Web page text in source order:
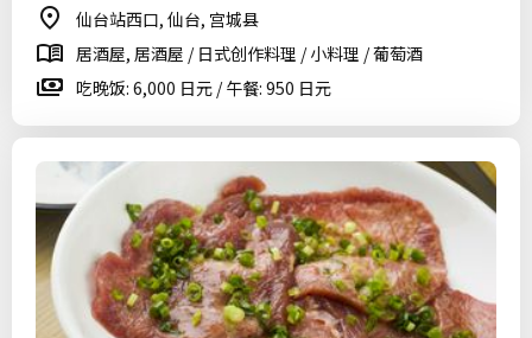
仙台站西口, 仙台, 宫城县
居酒屋, 居酒屋 / 日式创作料理 / 小料理 / 葡萄酒
吃晚饭: 6,000 日元 / 午餐: 950 日元